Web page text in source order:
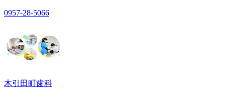
0957-28-5066
木引田町歯科